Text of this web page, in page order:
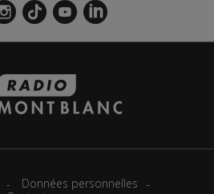
Données personnelles